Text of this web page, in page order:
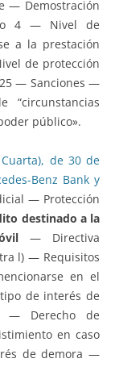
— Demostración
4 — Nivel de
a la prestación
de protección
— Sanciones —
público».
de 30 de
Benz Bank y
— Protección
destinado a la
— Directiva
l) — Requisitos
en el
de interés de
— Derecho de
en caso
de demora —